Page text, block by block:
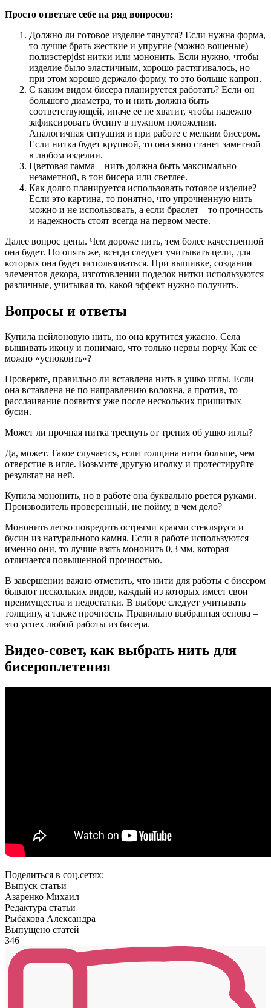
Просто ответьте себе на ряд вопросов:
Должно ли готовое изделие тянутся? Если нужна форма,
то лучше брать жесткие и упругие (можно вощеные)
полиэстерjdst нитки или мононить. Если нужно, чтобы
изделие было эластичным, хорошо растягивалось, но
при этом хорошо держало форму, то это больше капрон.
С каким видом бисера планируется работать? Если он
большого диаметра, то и нить должна быть
соответствующей, иначе ее не хватит, чтобы надежно
зафиксировать бусину в нужном положении.
Аналогичная ситуация и при работе с мелким бисером.
Если нитка будет крупной, то она явно станет заметной
в любом изделии.
Цветовая гамма – нить должна быть максимально
незаметной, в тон бисера или светлее.
Как долго планируется использовать готовое изделие?
Если это картина, то понятно, что упрочненную нить
можно и не использовать, а если браслет – то прочность
и надежность стоят всегда на первом месте.
Далее вопрос цены. Чем дороже нить, тем более качественной
она будет. Но опять же, всегда следует учитывать цели, для
которых она будет использоваться. При вышивке, создании
элементов декора, изготовлении поделок нитки используются
различные, учитывая то, какой эффект нужно получить.
Вопросы и ответы
Купила нейлоновую нить, но она крутится ужасно. Села
вышивать икону и понимаю, что только нервы порчу. Как ее
можно «успокоить»?
Проверьте, правильно ли вставлена нить в ушко иглы. Если
она вставлена не по направлению волокна, а против, то
расслаивание появится уже после нескольких пришитых
бусин.
Может ли прочная нитка треснуть от трения об ушко иглы?
Да, может. Такое случается, если толщина нити больше, чем
отверстие в игле. Возьмите другую иголку и протестируйте
результат на ней.
Купила мононить, но в работе она буквально рвется руками.
Производитель проверенный, не пойму, в чем дело?
Мононить легко повредить острыми краями стекляруса и
бусин из натурального камня. Если в работе используются
именно они, то лучше взять мононить 0,3 мм, которая
отличается повышенной прочностью.
В завершении важно отметить, что нити для работы с бисером
бывают нескольких видов, каждый из которых имеет свои
преимущества и недостатки. В выборе следует учитывать
толщину, а также прочность. Правильно выбранная основа –
это успех любой работы из бисера.
Видео-совет, как выбрать нить для
бисероплетения
Поделиться в соц.сетях:
Выпуск статьи
Азаренко Михаил
Редактура статьи
Рыбакова Александра
Выпущено статей
346